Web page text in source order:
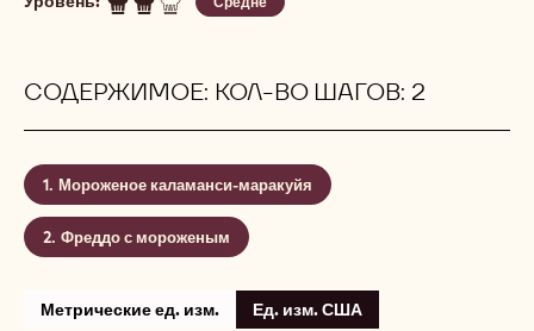
СОДЕРЖИМОЕ: КОЛ-ВО ШАГОВ: 2
Мороженое каламанси-маракуйя
Фреддо с мороженым
Метрические ед. изм. Ед. изм. США